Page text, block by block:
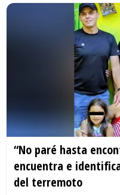
“No paré hasta
encuentra e
del terremoto